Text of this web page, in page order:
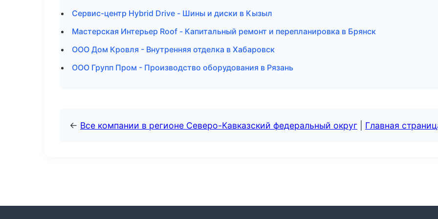
Сервис-центр Hybrid Drive - Шины и диски в Кызыл
Мастерская Интерьер Roof - Капитальный ремонт и перепланировка в Брянск
ООО Дом Кровля - Внутренняя отделка в Хабаровск
ООО Групп Пром - Производство оборудования в Рязань
← Все компании в регионе Северо-Кавказский федеральный округ Главная